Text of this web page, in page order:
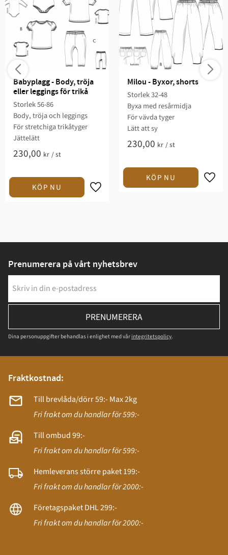
Babyplagg - Body, tröja
eller leggings för trikå
Storlek 56-86​
Body, tröja och leggings​​​
För stretchiga trikåtyger​
Jättelätt​​
230,00 kr /st
Milou - Byxor, shorts
Storlek 32-48
Byxa med resårmidja​​
För vävda tyger
Lätt att sy​
230,00 kr /st
Prenumerera på vårt nyhetsbrev
PRENUMERERA
Dina personuppgifter behandlas i enlighet med vår integritetspolicy.
Fraktkostnad:
Till brevlåda/dörr 59:- Max 2kg
Fri frakt om du handlar för 599:-
Till ombud 99:-
Fri frakt om du handlar för 599:-
Hemleverans större paket 199:-
Fri frakt om du handlar för 2000:-
Företagspaket DHL 299:-
Fri frakt om du handlar för 2000:-